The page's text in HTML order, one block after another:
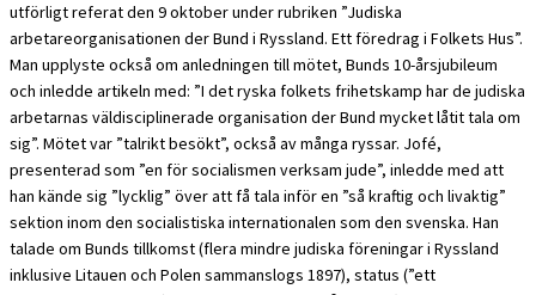
utförligt referat den 9 oktober under rubriken ”Judiska
arbetareorganisationen der Bund i Ryssland. Ett föredrag i Folkets Hus”.
Man upplyste också om anledningen till mötet, Bunds 10-årsjubileum
och inledde artikeln med: ”I det ryska folkets frihetskamp har de judiska
arbetarnas väldisciplinerade organisation der Bund mycket låtit tala om
sig”. Mötet var ”talrikt besökt”, också av många ryssar. Jofé,
presenterad som ”en för socialismen verksam jude”, inledde med att
han kände sig ”lycklig” över att få tala inför en ”så kraftig och livaktig”
sektion inom den socialistiska internationalen som den svenska. Han
talade om Bunds tillkomst (flera mindre judiska föreningar i Ryssland
inklusive Litauen och Polen sammanslogs 1897), status (”ett